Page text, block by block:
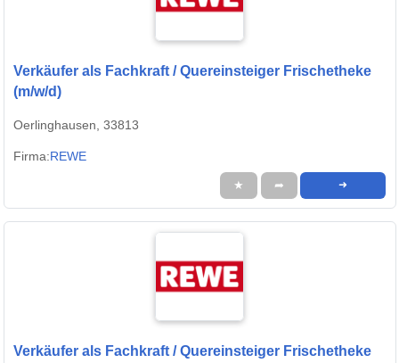
Verkäufer als Fachkraft / Quereinsteiger Frischetheke
(m/w/d)
Oerlinghausen, 33813
Firma:REWE
★ ➦ ➜
Verkäufer als Fachkraft / Quereinsteiger Frischetheke